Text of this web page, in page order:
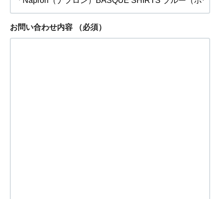
お問い合わせ内容 （必須）